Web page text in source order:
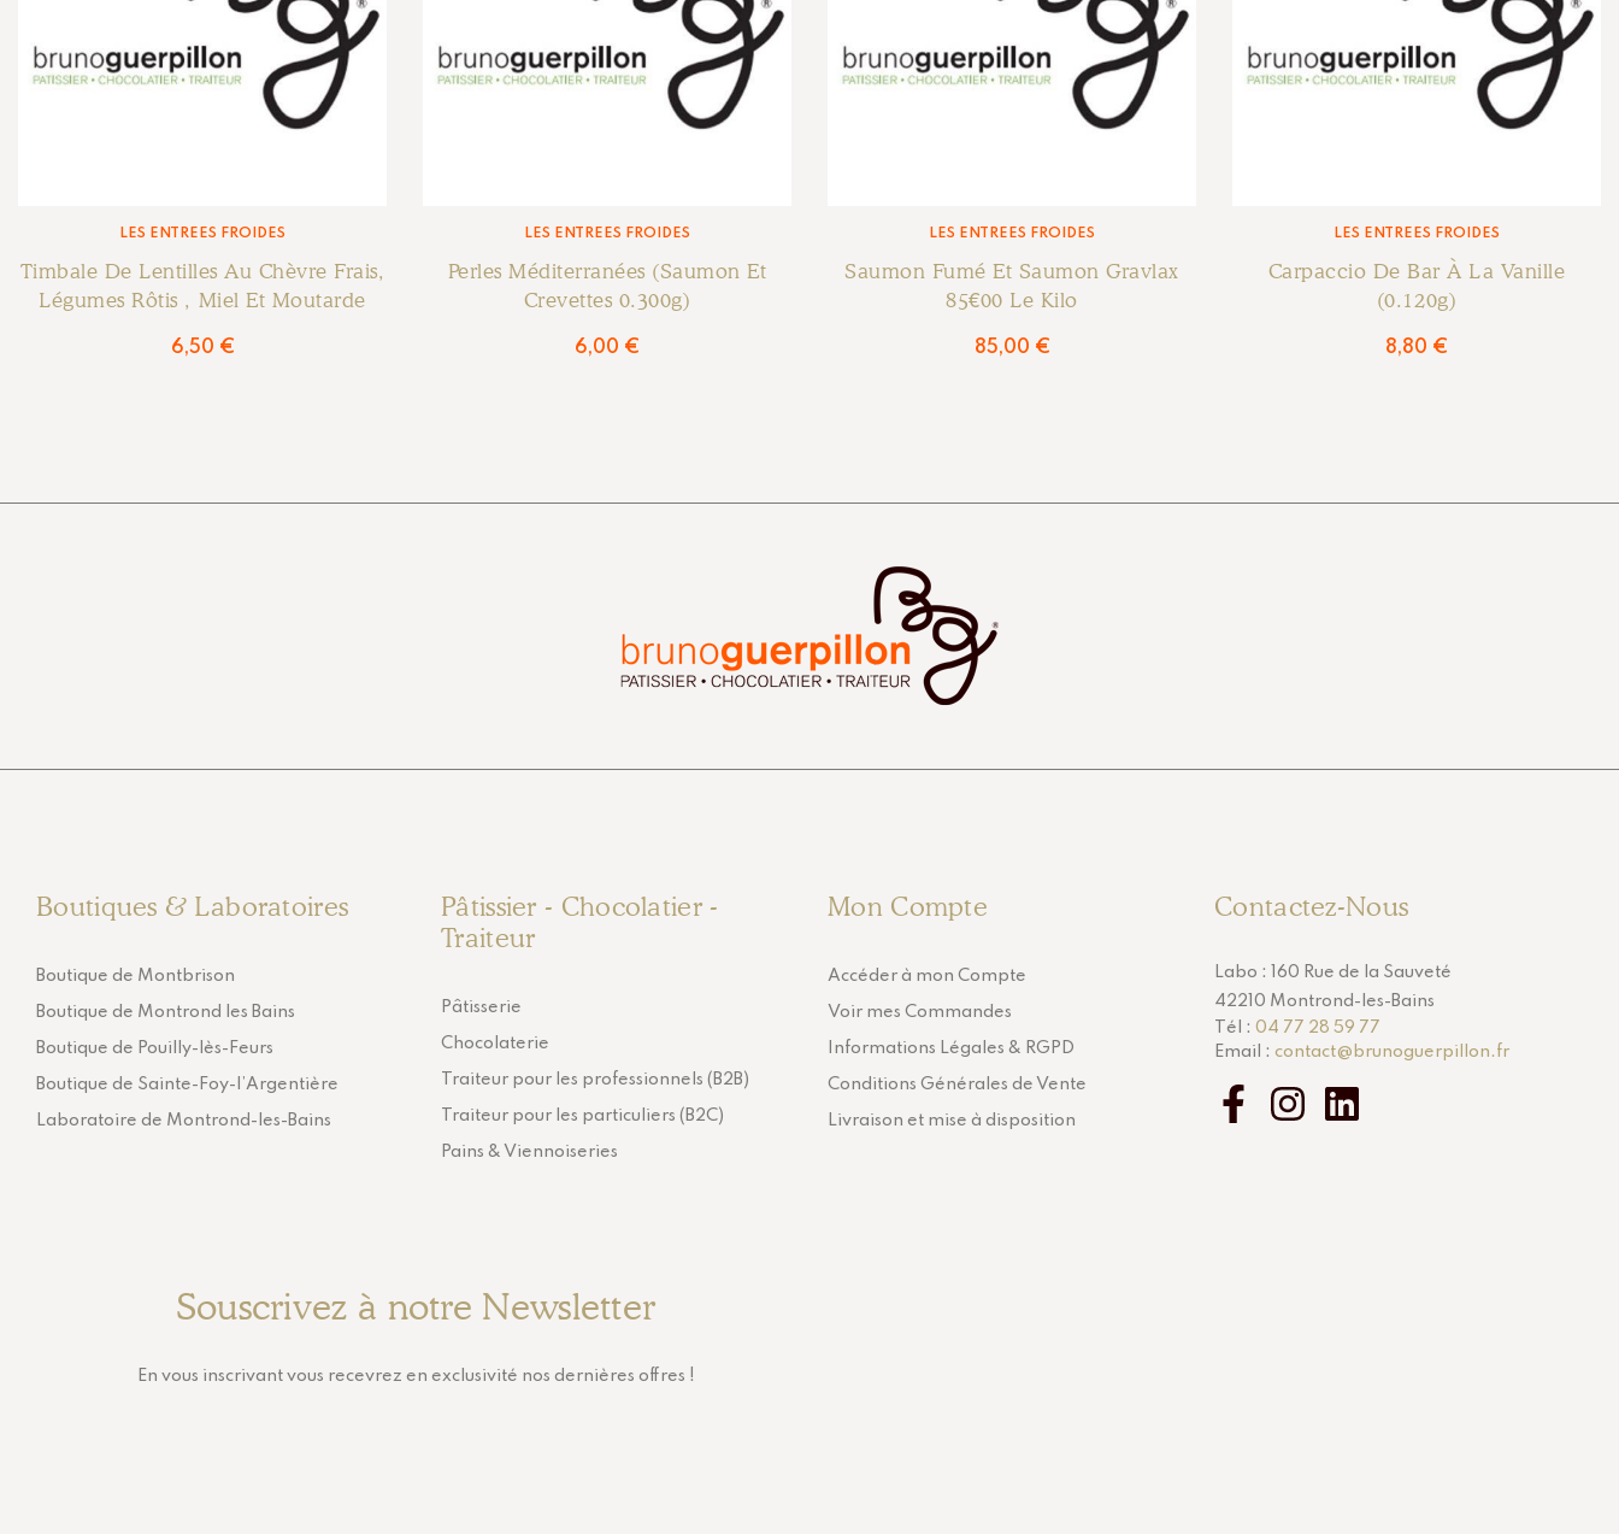
LES ENTRÉES FROIDES
Timbale De Lentilles Au Chèvre Frais,
Légumes Rôtis , Miel Et Moutarde
6,50 €
LES ENTRÉES FROIDES
Perles Méditerranées (saumon Et
Crevettes 0.300g)
6,00 €
LES ENTRÉES FROIDES
Saumon Fumé Et Saumon Gravlax
85€00 Le Kilo
85,00 €
LES ENTRÉES FROIDES
Carpaccio De Bar À La Vanille
(0.120g)
8,80 €
Boutiques & Laboratoires
Boutique de Montbrison
Boutique de Montrond les Bains
Boutique de Pouilly-lès-Feurs
Boutique de Sainte-Foy-l’Argentière
Laboratoire de Montrond-les-Bains
Pâtissier - Chocolatier -
Traiteur
Pâtisserie
Chocolaterie
Traiteur pour les professionnels (B2B)
Traiteur pour les particuliers (B2C)
Pains & Viennoiseries
Mon Compte
Accéder à mon Compte
Voir mes Commandes
Informations Légales & RGPD
Conditions Générales de Vente
Livraison et mise à disposition
Contactez-Nous
Labo : 160 Rue de la Sauveté
42210 Montrond-les-Bains
Tél : 04 77 28 59 77
Email : contact@brunoguerpillon.fr
Souscrivez à notre Newsletter
En vous inscrivant vous recevrez en exclusivité nos dernières offres !